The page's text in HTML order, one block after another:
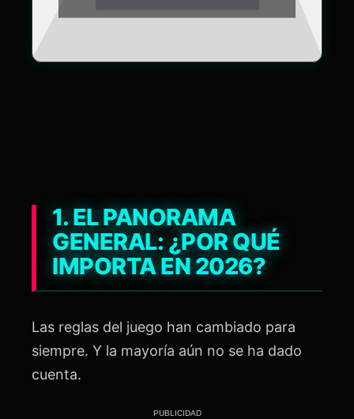
1. EL PANORAMA
GENERAL: ¿POR QUÉ
IMPORTA EN 2026?
Las reglas del juego han cambiado para
siempre. Y la mayoría aún no se ha dado
cuenta.
PUBLICIDAD